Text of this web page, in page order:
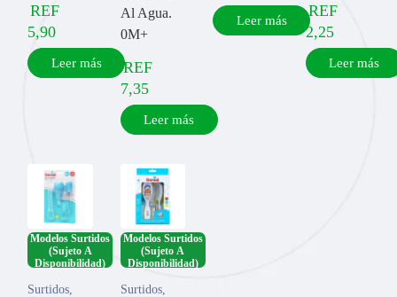
REF
5,90
Leer más
Al Agua.
0M+
REF
7,35
Leer más
Leer más
REF
2,25
Leer más
Modelos Surtidos
(Sujeto A
Disponibilidad)
Surtidos,
Modelos Surtidos
(Sujeto A
Disponibilidad)
Surtidos,